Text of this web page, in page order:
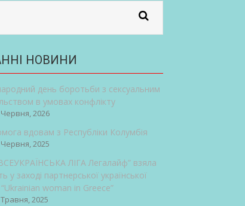
НОВИНИ
день боротьби з сексуальним
в умовах конфлікту
Червня, 2026
вдовам з Республіки Колумбія
2025
ЛІГА Легалайф” взяла
у заході партнерської української
woman in Greece”
Травня, 2025